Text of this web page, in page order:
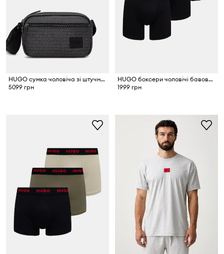
HUGO сумка чоловіча зі штучної шкіри Ethon2.0HI_DMN_ewZip
5099 грн
HUGO боксери чоловічі бавовняні з еластаном BOXERBR TRIPLET PACK 3 шт.
1999 грн